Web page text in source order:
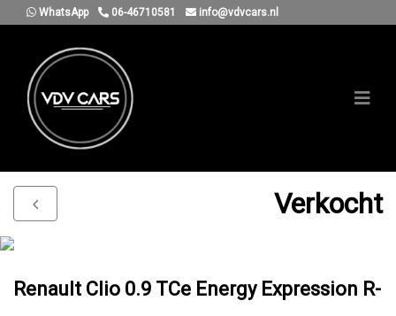
WhatsApp 06-46710581 info@vdvcars.nl
Verkocht
Renault Clio 0.9 TCe Energy Expression R-